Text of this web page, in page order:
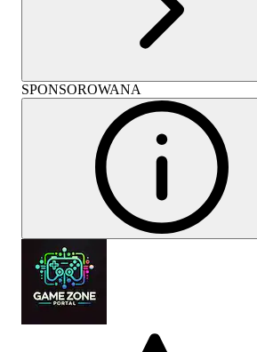
SPONSOROWANA